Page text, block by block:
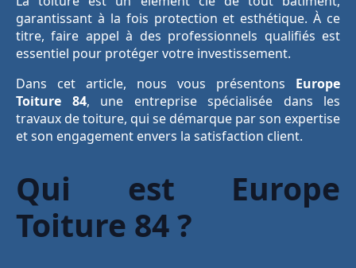
garantissant à la fois protection et esthétique. À ce
titre, faire appel à des professionnels qualifiés est
essentiel pour protéger votre investissement.
Dans cet article, nous vous présentons Europe
Toiture 84, une entreprise spécialisée dans les
travaux de toiture, qui se démarque par son expertise
et son engagement envers la satisfaction client.
Qui est Europe
Toiture 84 ?